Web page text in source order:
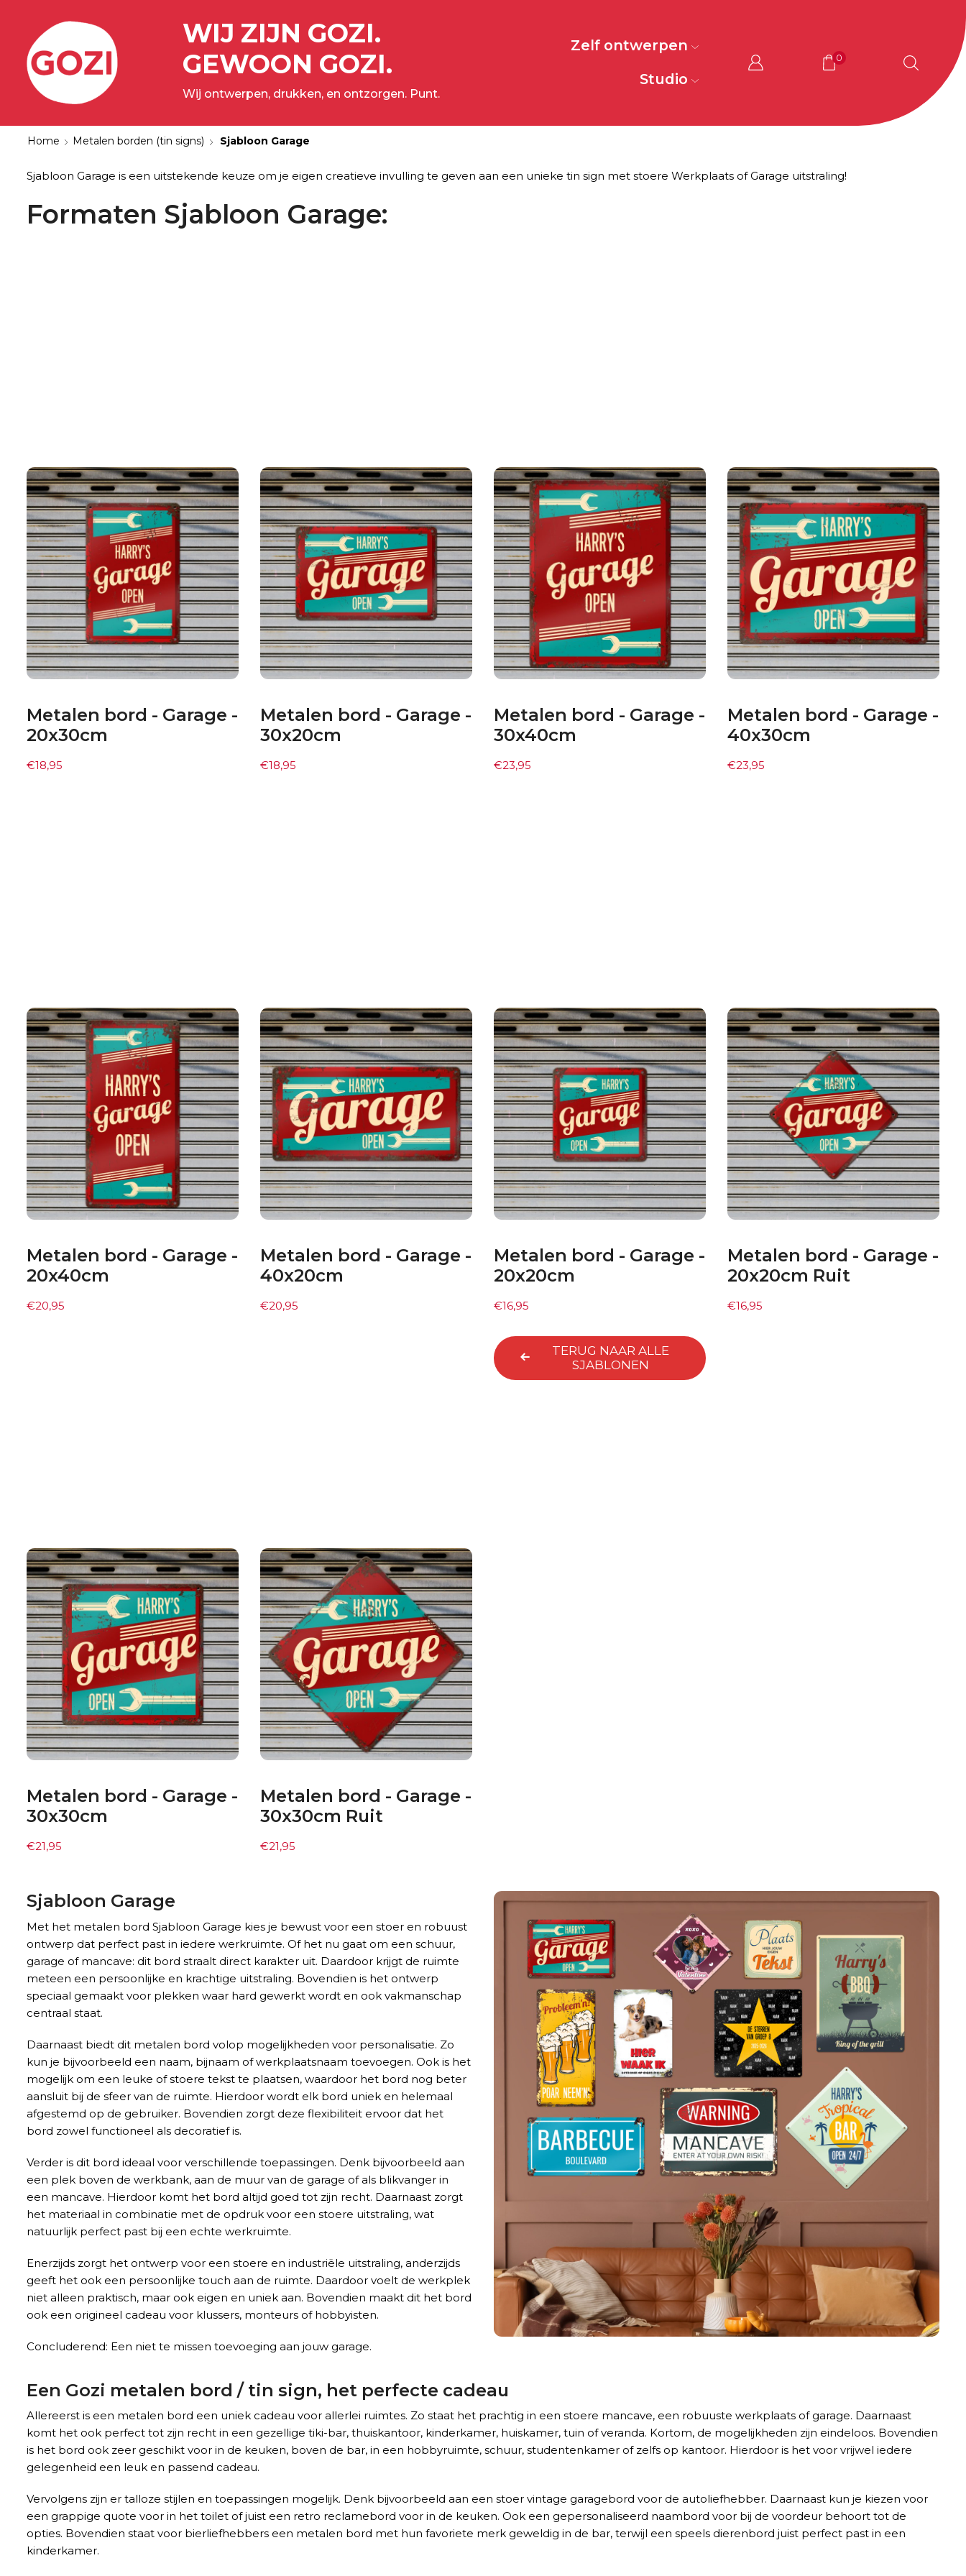
WIJ ZIJN GOZI.
GEWOON GOZI.
Wij ontwerpen, drukken, en ontzorgen. Punt.
Zelf ontwerpen
Studio
0
Home Metalen borden (tin signs) Sjabloon Garage
Sjabloon Garage is een uitstekende keuze om je eigen creatieve invulling te geven aan een unieke tin sign met stoere Werkplaats of Garage uitstraling!
Formaten Sjabloon Garage:
Metalen bord - Garage -
20x30cm
€18,95
Metalen bord - Garage -
30x20cm
€18,95
Metalen bord - Garage -
30x40cm
€23,95
Metalen bord - Garage -
40x30cm
€23,95
Metalen bord - Garage -
20x40cm
€20,95
Metalen bord - Garage -
40x20cm
€20,95
Metalen bord - Garage -
20x20cm
€16,95
Metalen bord - Garage -
20x20cm Ruit
€16,95
Metalen bord - Garage -
30x30cm
€21,95
Metalen bord - Garage -
30x30cm Ruit
€21,95
TERUG NAAR ALLE
SJABLONEN
Sjabloon Garage
Met het metalen bord Sjabloon Garage kies je bewust voor een stoer en robuust
ontwerp dat perfect past in iedere werkruimte. Of het nu gaat om een schuur,
garage of mancave: dit bord straalt direct karakter uit. Daardoor krijgt de ruimte
meteen een persoonlijke en krachtige uitstraling. Bovendien is het ontwerp
speciaal gemaakt voor plekken waar hard gewerkt wordt en ook vakmanschap
centraal staat.
Daarnaast biedt dit metalen bord volop mogelijkheden voor personalisatie. Zo
kun je bijvoorbeeld een naam, bijnaam of werkplaatsnaam toevoegen. Ook is het
mogelijk om een leuke of stoere tekst te plaatsen, waardoor het bord nog beter
aansluit bij de sfeer van de ruimte. Hierdoor wordt elk bord uniek en helemaal
afgestemd op de gebruiker. Bovendien zorgt deze flexibiliteit ervoor dat het
bord zowel functioneel als decoratief is.
Verder is dit bord ideaal voor verschillende toepassingen. Denk bijvoorbeeld aan
een plek boven de werkbank, aan de muur van de garage of als blikvanger in
een mancave. Hierdoor komt het bord altijd goed tot zijn recht. Daarnaast zorgt
het materiaal in combinatie met de opdruk voor een stoere uitstraling, wat
natuurlijk perfect past bij een echte werkruimte.
Enerzijds zorgt het ontwerp voor een stoere en industriële uitstraling, anderzijds
geeft het ook een persoonlijke touch aan de ruimte. Daardoor voelt de werkplek
niet alleen praktisch, maar ook eigen en uniek aan. Bovendien maakt dit het bord
ook een origineel cadeau voor klussers, monteurs of hobbyisten.
Concluderend: Een niet te missen toevoeging aan jouw garage.
Een Gozi metalen bord / tin sign, het perfecte cadeau
Allereerst is een metalen bord een uniek cadeau voor allerlei ruimtes. Zo staat het prachtig in een stoere mancave, een robuuste werkplaats of garage. Daarnaast
komt het ook perfect tot zijn recht in een gezellige tiki-bar, thuiskantoor, kinderkamer, huiskamer, tuin of veranda. Kortom, de mogelijkheden zijn eindeloos. Bovendien
is het bord ook zeer geschikt voor in de keuken, boven de bar, in een hobbyruimte, schuur, studentenkamer of zelfs op kantoor. Hierdoor is het voor vrijwel iedere
gelegenheid een leuk en passend cadeau.
Vervolgens zijn er talloze stijlen en toepassingen mogelijk. Denk bijvoorbeeld aan een stoer vintage garagebord voor de autoliefhebber. Daarnaast kun je kiezen voor
een grappige quote voor in het toilet of juist een retro reclamebord voor in de keuken. Ook een gepersonaliseerd naambord voor bij de voordeur behoort tot de
opties. Bovendien staat voor bierliefhebbers een metalen bord met hun favoriete merk geweldig in de bar, terwijl een speels dierenbord juist perfect past in een
kinderkamer.